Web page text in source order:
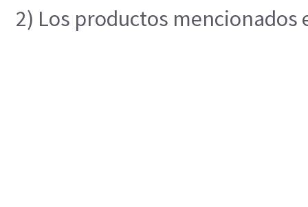
2) Los productos